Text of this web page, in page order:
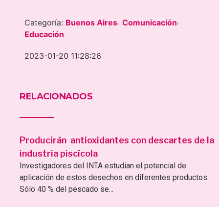
Categoría: Buenos Aires- Comunicación-
Educación
2023-01-20 11:28:26
RELACIONADOS
Producirán antioxidantes con descartes de la
industria piscícola
Investigadores del INTA estudian el potencial de
aplicación de estos desechos en diferentes productos.
Sólo 40 % del pescado se...